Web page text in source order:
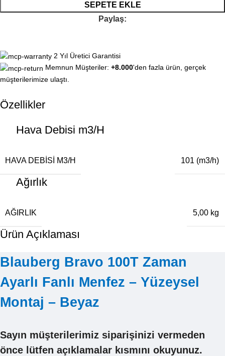
SEPETE EKLE
Paylaş:
2 Yıl Üretici Garantisi
Memnun Müşteriler: +8.000'den fazla ürün, gerçek
müşterilerimize ulaştı.
Özellikler
Hava Debisi m3/H
HAVA DEBISI M3/H 101 (m3/h)
Ağırlık
AĞIRLIK 5,00 kg
Ürün Açıklaması
Blauberg Bravo 100T Zaman
Ayarlı Fanlı Menfez – Yüzeysel
Montaj – Beyaz
Sayın müşterilerimiz siparişinizi vermeden
önce lütfen açıklamalar kısmını okuyunuz.